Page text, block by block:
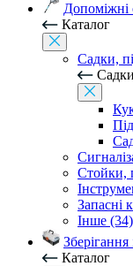
Допоміжні
Каталог
Садки,
Стойки,
Запасні
Інше (34)
Каталог